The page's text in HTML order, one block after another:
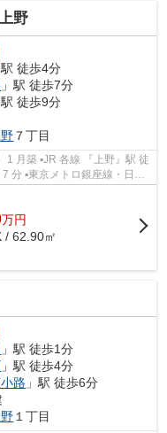
野
駅 徒歩4分
」駅 徒歩7分
駅 徒歩9分
７丁目
分 ▪東京メトロ銀座線・日比
万円
/ 62.90㎡
」駅 徒歩1分
」駅 徒歩4分
小路 」駅 徒歩6分
野 １丁目